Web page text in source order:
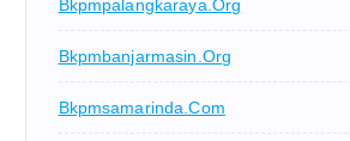
Bkpmpalangkaraya.org
Bkpmbanjarmasin.org
Bkpmsamarinda.com